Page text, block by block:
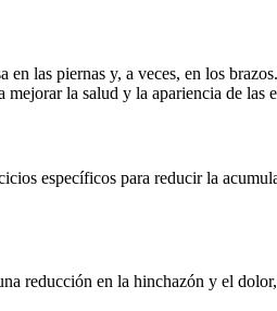
las piernas y, a veces, en los
la salud y la apariencia de las
específicos para reducir la
reducción en la hinchazón y el